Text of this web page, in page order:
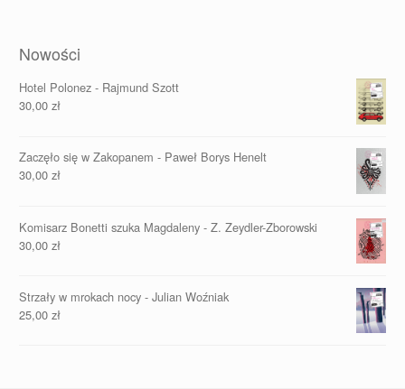
Nowości
Hotel Polonez - Rajmund Szott
30,00 zł
Zaczęło się w Zakopanem - Paweł Borys Henelt
30,00 zł
Komisarz Bonetti szuka Magdaleny - Z. Zeydler-Zborowski
30,00 zł
Strzały w mrokach nocy - Julian Woźniak
25,00 zł